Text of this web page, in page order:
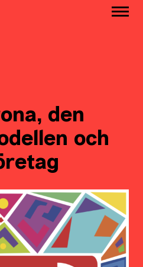
den
och